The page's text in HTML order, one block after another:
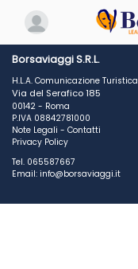
Borsaviaggi S.R.L.
H.L.A. Comunicazione Turistica
Via del Serafico 185
00142 - Roma
P.IVA 08842781000
Note Legali - Contatti
Privacy Policy
Tel. 065587667
Email: info@borsaviaggi.it